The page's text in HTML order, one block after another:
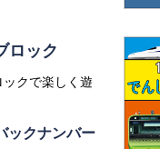
ロック
クで楽しく遊
ックナンバー